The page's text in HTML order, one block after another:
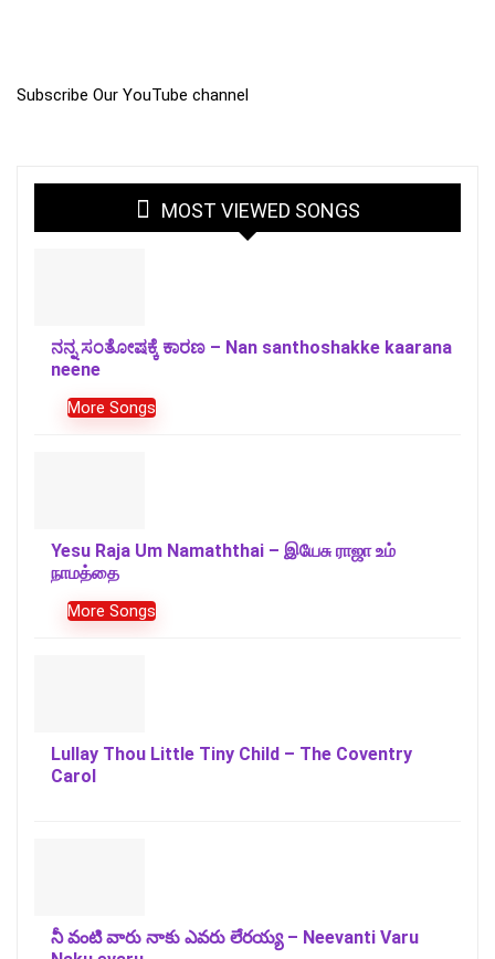
Subscribe Our YouTube channel
MOST VIEWED SONGS
ನನ್ನ ಸಂತೋಷಕ್ಕೆ ಕಾರಣ – Nan santhoshakke kaarana
neene
More Songs
Yesu Raja Um Namaththai – இயேசு ராஜா உம்
நாமத்தை
More Songs
Lullay Thou Little Tiny Child – The Coventry
Carol
నీ వంటి వారు నాకు ఎవరు లేరయ్య – Neevanti Varu